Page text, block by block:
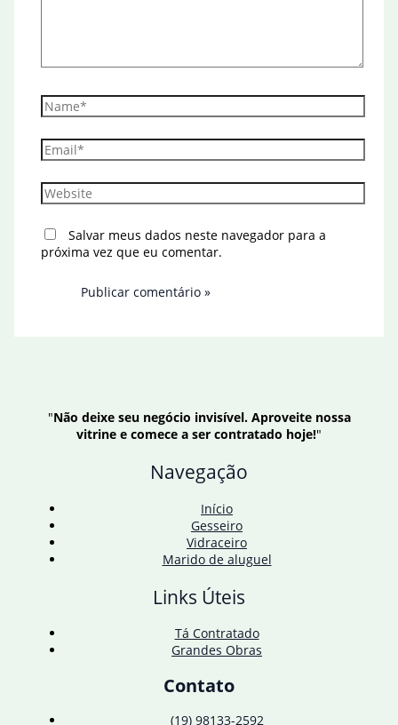
Name*
Email*
Website
Salvar meus dados neste navegador para a
próxima vez que eu comentar.
"Não deixe seu negócio invisível. Aproveite nossa
vitrine e comece a ser contratado hoje!"
Navegação
Início
Gesseiro
Vidraceiro
Marido de aluguel
Links Úteis
Tá Contratado
Grandes Obras
Contato
(19) 98133-2592